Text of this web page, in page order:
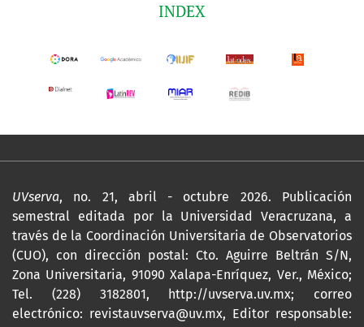
INDEX
UVserva, no. 21, abril - octubre 2026. Publicación
semestral editada por la Universidad Veracruzana, a
través de la Coordinación Universitaria de Observatorios
(CUO), con dirección postal: Cto. Aguirre Beltrán S/N,
Zona Universitaria, 91090 Xalapa-Enríquez, Ver., México;
Tel. (228) 3182801,
http://uvserva.uv.mx; correo
electrónico: revistauvserva@uv.mx, Editor responsable: